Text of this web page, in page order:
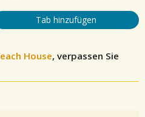
Tab hinzufügen
House, verpassen Sie